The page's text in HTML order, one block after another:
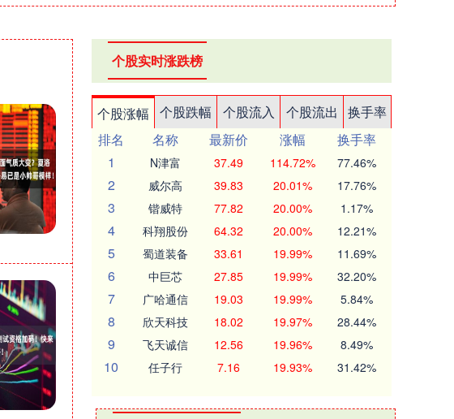
个股实时涨跌榜
个股涨幅 个股跌幅 个股流入 个股流出
换手率
排名
名称 最新价 涨幅
换手率
1
N津富 37.49 114.72% 77.46%
2 威尔高 39.83 20.01% 17.76%
3 锴威特 77.82 20.00% 1.17%
4 科翔股份 64.32 20.00% 12.21%
5 蜀道装备 33.61 19.99% 11.69%
6 中巨芯 27.85 19.99% 32.20%
7 广哈通信 19.03 19.99% 5.84%
8 欣天科技 18.02 19.97% 28.44%
9 飞天诚信 12.56 19.96% 8.49%
10 任子行 7.16 19.93% 31.42%